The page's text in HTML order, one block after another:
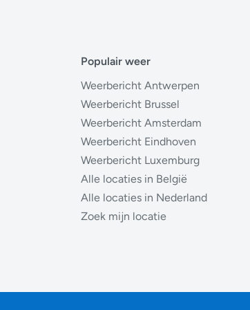
Populair weer
Weerbericht Antwerpen
Weerbericht Brussel
Weerbericht Amsterdam
Weerbericht Eindhoven
Weerbericht Luxemburg
Alle locaties in België
Alle locaties in Nederland
Zoek mijn locatie